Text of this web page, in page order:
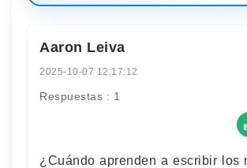
Aaron Leiva
2025-10-07 12:17:12
Respuestas : 1
¿Cuándo aprenden a escribir los